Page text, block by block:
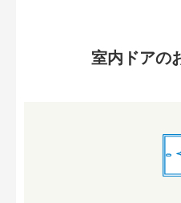
室内ドアの